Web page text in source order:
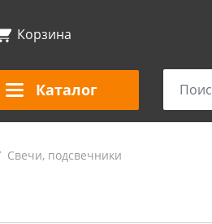
Корзина
Каталог
Свечи, подсвечники